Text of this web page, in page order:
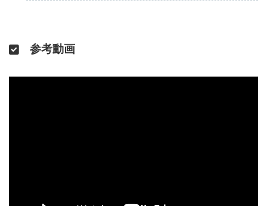
参考動画